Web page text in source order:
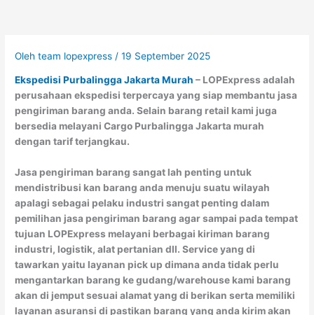
Olehteam lopexpress /19 September 2025
Ekspedisi Purbalingga Jakarta Murah – LOPExpress adalah
perusahaan ekspedisi terpercaya yang siap membantu jasa
pengiriman barang anda. Selain barang retail kami juga
bersedia melayani Cargo Purbalingga Jakarta murah
dengan tarif terjangkau.
Jasa pengiriman barang sangat lah penting untuk
mendistribusi kan barang anda menuju suatu wilayah
apalagi sebagai pelaku industri sangat penting dalam
pemilihan jasa pengiriman barang agar sampai pada tempat
tujuan LOPExpress melayani berbagai kiriman barang
industri, logistik, alat pertanian dll. Service yang di
tawarkan yaitu layanan pick up dimana anda tidak perlu
mengantarkan barang ke gudang/warehouse kami barang
akan di jemput sesuai alamat yang di berikan serta memiliki
layanan asuransi di pastikan barang yang anda kirim akan